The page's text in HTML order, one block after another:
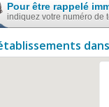
Pour être rappelé
indiquez votre numéro de